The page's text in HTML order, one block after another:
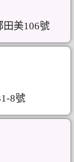
田美106號
8號